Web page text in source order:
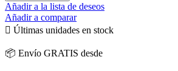
Añadir a la lista de deseos
Añadir a comparar
 Últimas unidades en stock
📦 Envío GRATIS desde